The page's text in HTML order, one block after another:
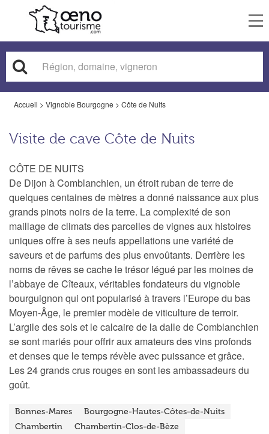
Accueil > Vignoble Bourgogne > Côte de Nuits
Visite de cave Côte de Nuits
CÔTE DE NUITS
De Dijon à Comblanchien, un étroit ruban de terre de
quelques centaines de mètres a donné naissance aux plus
grands pinots noirs de la terre. La complexité de son
maillage de climats des parcelles de vignes aux histoires
uniques offre à ses neufs appellations une variété de
saveurs et de parfums des plus envoûtants. Derrière les
noms de rêves se cache le trésor légué par les moines de
l’abbaye de Cîteaux, véritables fondateurs du vignoble
bourguignon qui ont popularisé à travers l’Europe du bas
Moyen-Âge, le premier modèle de viticulture de terroir.
L’argile des sols et le calcaire de la dalle de Comblanchien
se sont mariés pour offrir aux amateurs des vins profonds
et denses que le temps révèle avec puissance et grâce.
Les 24 grands crus rouges en sont les ambassadeurs du
goût.
Bonnes-Mares
Bourgogne-Hautes-Côtes-de-Nuits
Chambertin
Chambertin-Clos-de-Bèze